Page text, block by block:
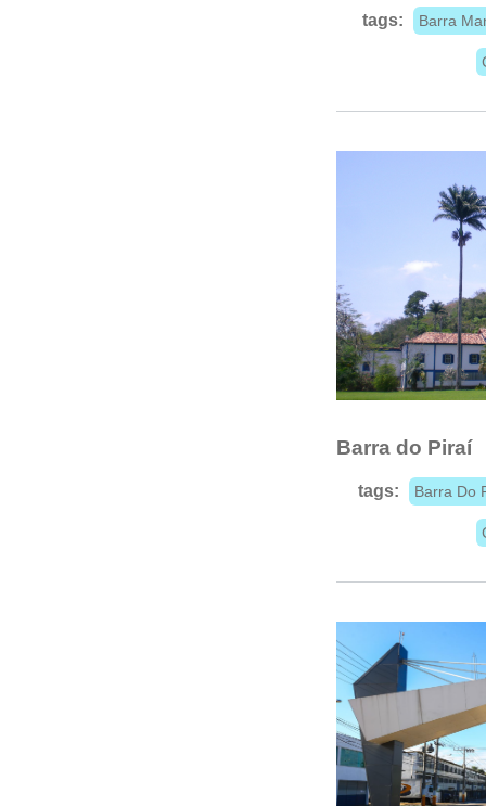
tags: Barra
Barra do Piraí
tags: Barra Do